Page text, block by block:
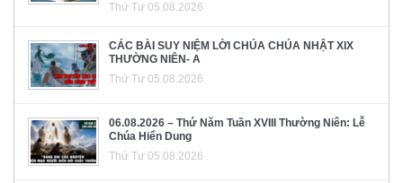
Thứ Tư 05.08.2026
CÁC BÀI SUY NIỆM LỜI CHÚA CHÚA NHẬT XIX
THƯỜNG NIÊN- A
Thứ Tư 05.08.2026
06.08.2026 – Thứ Năm Tuần XVIII Thường Niên: Lễ
Chúa Hiển Dung
Thứ Tư 05.08.2026